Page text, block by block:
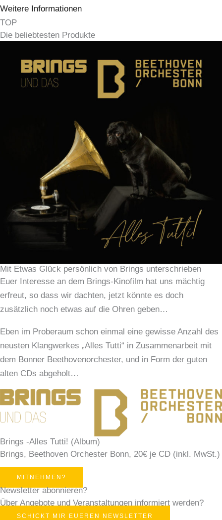
Weitere Informationen
TOP
Die beliebtesten Produkte
Mit Etwas Glück persönlich von Brings unterschrieben
Euer Interesse an dem Brings-Kinofilm hat uns mächtig
erfreut, so dass wir dachten, jetzt könnte es doch
zusätzlich noch etwas auf die Ohren geben…
Eben im Proberaum schon einmal eine gewisse Anzahl des
neusten Klangwerkes „Alles Tutti“ in Zusammenarbeit mit
dem Bonner Beethovenorchester, und in Form der guten
alten CDs abgeholt…
Brings -Alles Tutti! (Album)
Brings, Beethoven Orchester Bonn, 20€ je CD (inkl. MwSt.)
MITNEHMEN?
Newsletter abonnieren?
Über Angebote und Veranstaltungen informiert werden?
SCHICKT MIR EUEREN NEWSLETTER